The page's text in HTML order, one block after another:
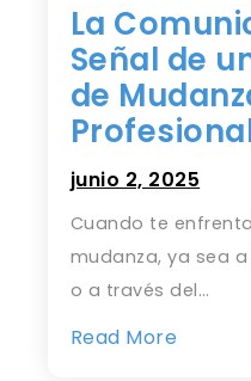
La
Señal de
de
junio 2, 2025
Cuando te
mudanza, ya sea
o a través del…
Read More